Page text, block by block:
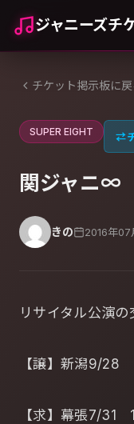
ジャニーズチ
チケット掲示板に戻
SUPER EIGHT ⇄
関ジャニ∞
きの 2016年07
リサイタル公演の
【譲】新潟9/
【求】幕張7/